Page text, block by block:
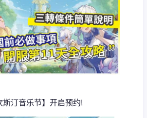
斯汀音乐节】开启预约!